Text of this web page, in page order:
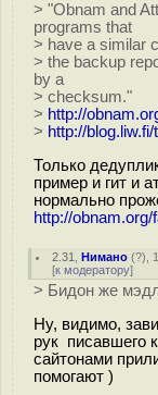
> "Obnam and
programs that
> have a similar
> the backup
by a
> checksum."
> http://
> http://
Только
пример и гит и
нормально
http://obnam.org/
2.31 ,Нимано (?),
[к модератору]
> Бидон же
Ну, видимо,
рук писавшего
сайтонами
помогают )